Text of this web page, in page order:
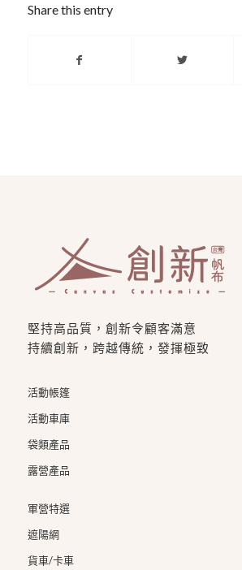
Share this entry
堅持高品質，創新令顧客滿意
持續創新，跨越傳統，發揮極致
活動帳篷
活動車庫
袋類產品
露營產品
軍營特選
遮陽網
貨車/卡車